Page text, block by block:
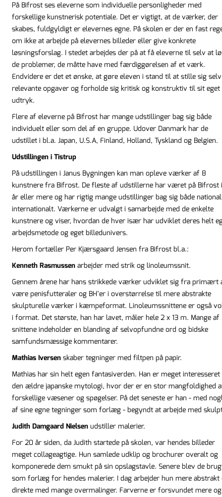
På Bifrost ses eleverne som individuelle personligheder med
forskellige kunstnerisk potentiale. Det er vigtigt, at de værker, der
skabes, fuldgyldigt er elevernes egne. På skolen er der en fast
om ikke at arbejde på elevernes billeder eller give konkrete
løsningsforslag. I stedet arbejdes der på at få eleverne til selv at
de problemer, de måtte have med færdiggørelsen af et værk.
Endvidere er det et ønske, at gøre eleven i stand til at stille sig selv
relevante opgaver og forholde sig kritisk og konstruktiv til sit eget
udtryk.
Flere af eleverne på Bifrost har mange udstillinger bag sig både
individuelt eller som del af en gruppe. Udover Danmark har de
udstillet i bl.a. Japan, U.S.A, Finland, Holland, Tyskland og Belgien.
Udstillingen i Tistrup
På udstillingen i Janus Bygningen kan man opleve værker af 8
kunstnere fra Bifrost. De fleste af udstillerne har været på Bifrost
år eller mere og har rigtig mange udstillinger bag sig både
internationalt. Værkerne er udvalgt i samarbejde med de enkelte
kunstnere og viser, hvordan de hver især har udviklet deres helt
arbejdsmetode og eget billedunivers.
Herom fortæller Per Kjærsgaard Jensen fra Bifrost bl.a.:
Kenneth Rasmussen arbejder med strik og linoleumssnit.
Gennem årene har hans strikkede værker udviklet sig fra primært
være penisfutteraler og BH’er i overstørrelse til mere abstrakte
skulpturelle værker i kæmpeformat. Linoleumssnittene er også
i format. Det største, han har lavet, måler hele 2 x 13 m. Mange af
snittene indeholder en blanding af selvopfundne ord og bidske
samfundsmæssige kommentarer.
Mathias Iversen skaber tegninger med filtpen på papir.
Mathias har sin helt egen fantasiverden. Han er meget interesseret
den ældre japanske mytologi, hvor der er en stor mangfoldighed
forskellige væsener og spøgelser. På det seneste er han - med
af sine egne tegninger som forlæg - begyndt at arbejde med
Judith Damgaard Nielsen udstiller malerier.
For 20 år siden, da Judith startede på skolen, var hendes billeder
meget collageagtige. Hun samlede udklip og brochurer overalt og
komponerede dem smukt på sin opslagstavle. Senere blev de
som forlæg for hendes malerier. I dag arbejder hun mere abstrakt
direkte med mange overmalinger. Farverne er forsvundet mere og